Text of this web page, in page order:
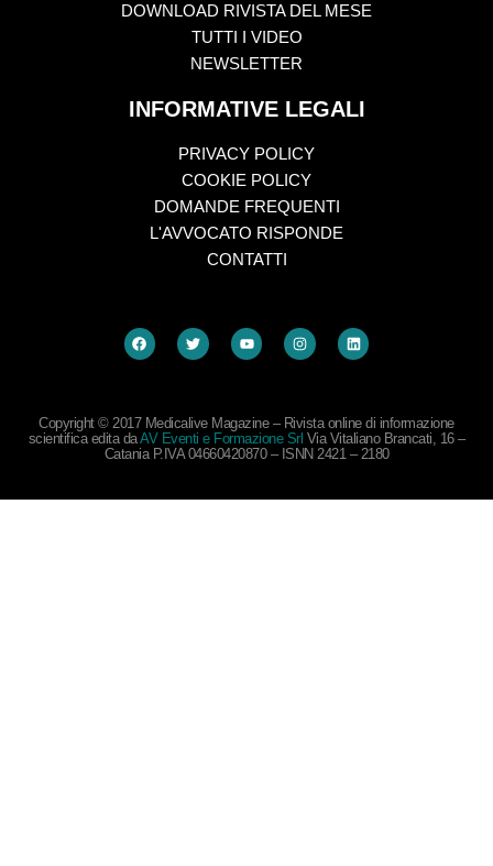
DOWNLOAD RIVISTA DEL MESE
TUTTI I VIDEO
NEWSLETTER
INFORMATIVE LEGALI
PRIVACY POLICY
COOKIE POLICY
DOMANDE FREQUENTI
L'AVVOCATO RISPONDE
CONTATTI
Copyright © 2017 Medicalive Magazine – Rivista online di informazione
scientifica edita daAV Eventi e Formazione Srl Via Vitaliano Brancati, 16 –
Catania P.IVA 04660420870 – ISNN 2421 – 2180